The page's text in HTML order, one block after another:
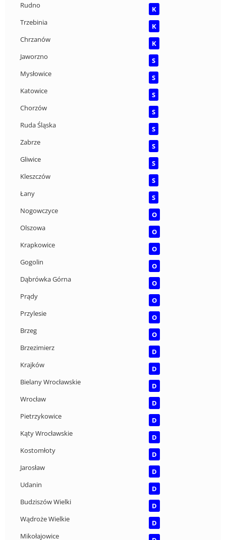
Rudno
K
Trzebinia
K
Chrzanów
K
Jaworzno
S
Mysłowice
S
Katowice
S
Chorzów
S
Ruda Śląska
S
Zabrze
S
Gliwice
S
Kleszczów
S
Łany
S
Nogowczyce
O
Olszowa
O
Krapkowice
O
Gogolin
O
Dąbrówka Górna
O
Prądy
O
Przylesie
O
Brzeg
O
Brzezimierz
D
Krajków
D
Bielany Wrocławskie
D
Wrocław
D
Pietrzykowice
D
Kąty Wrocławskie
D
Kostomłoty
D
Jarosław
D
Udanin
D
Budziszów Wielki
D
Wądroże Wielkie
D
Mikołajowice